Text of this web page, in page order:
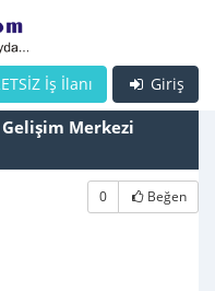
Giriş
İş İlanı
Merkezi
0 Beğen